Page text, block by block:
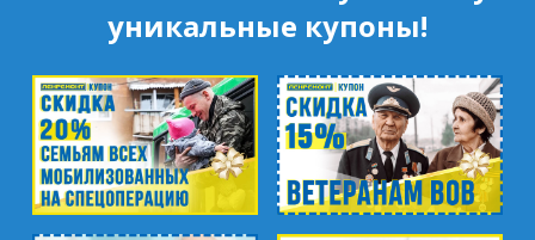
уникальные купоны!